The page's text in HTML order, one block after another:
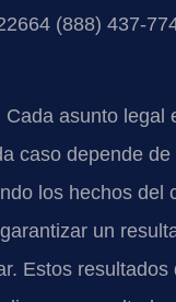
(888) 437-
asunto legal
caso depende de
los hechos del
un
Estos resultados